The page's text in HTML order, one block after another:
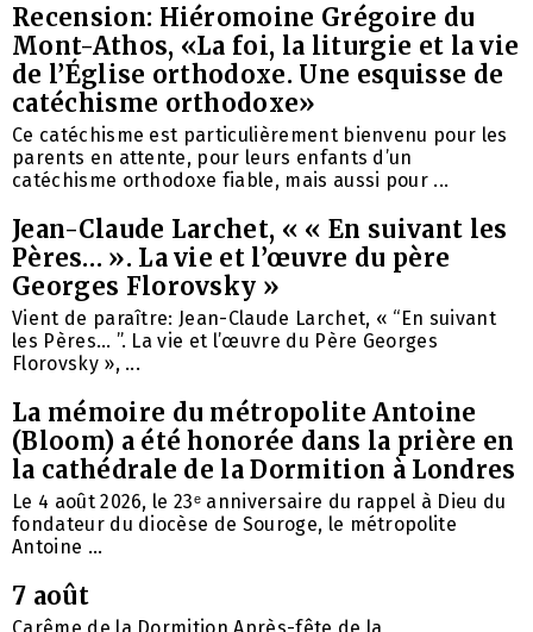
Recension: Hiéromoine Grégoire du
Mont-Athos, «La foi, la liturgie et la vie
de l’Église orthodoxe. Une esquisse de
catéchisme orthodoxe»
Ce catéchisme est particulièrement bienvenu pour les
parents en attente, pour leurs enfants d’un
catéchisme orthodoxe fiable, mais aussi pour ...
Jean-Claude Larchet, « « En suivant les
Pères… ». La vie et l’œuvre du père
Georges Florovsky »
Vient de paraître: Jean-Claude Larchet, « “En suivant
les Pères… ”. La vie et l’œuvre du Père Georges
Florovsky », ...
La mémoire du métropolite Antoine
(Bloom) a été honorée dans la prière en
la cathédrale de la Dormition à Londres
Le 4 août 2026, le 23ᵉ anniversaire du rappel à Dieu du
fondateur du diocèse de Souroge, le métropolite
Antoine ...
7 août